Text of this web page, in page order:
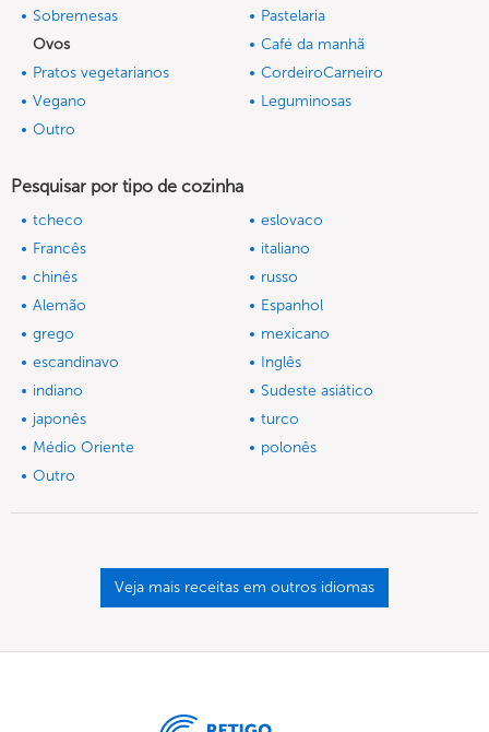
Sobremesas
Pastelaria
Ovos
Café da manhã
Pratos vegetarianos
CordeiroCarneiro
Vegano
Leguminosas
Outro
Pesquisar por tipo de cozinha
tcheco
eslovaco
Francês
italiano
chinês
russo
Alemão
Espanhol
grego
mexicano
escandinavo
Inglês
indiano
Sudeste asiático
japonês
turco
Médio Oriente
polonês
Outro
Veja mais receitas em outros idiomas